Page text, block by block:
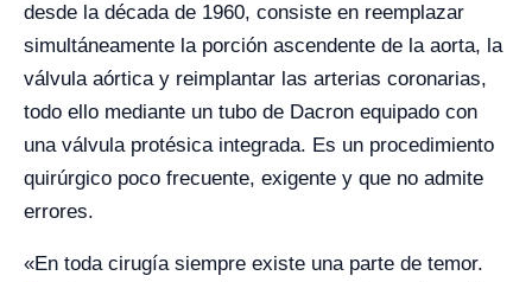
desde la década de 1960, consiste en reemplazar
simultáneamente la porción ascendente de la aorta, la
válvula aórtica y reimplantar las arterias coronarias,
todo ello mediante un tubo de Dacron equipado con
una válvula protésica integrada. Es un procedimiento
quirúrgico poco frecuente, exigente y que no admite
errores.
«En toda cirugía siempre existe una parte de temor.